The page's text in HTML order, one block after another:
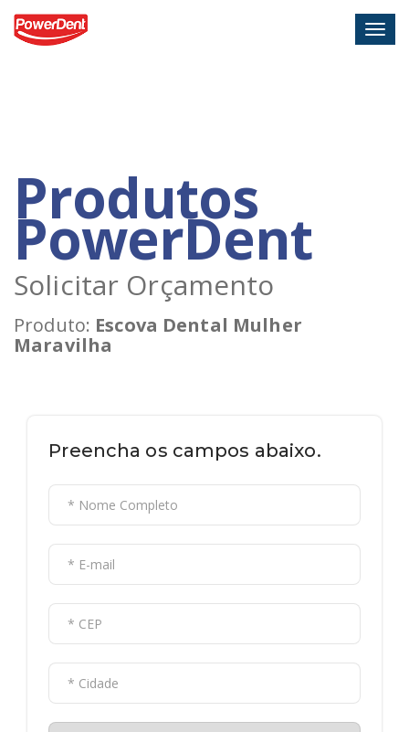
Produtos
PowerDent
Solicitar Orçamento
Produto: Escova Dental Mulher
Maravilha
Preencha os campos abaixo.